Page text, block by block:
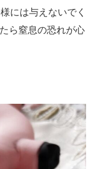
には与えないでく
ら窒息の恐れが心